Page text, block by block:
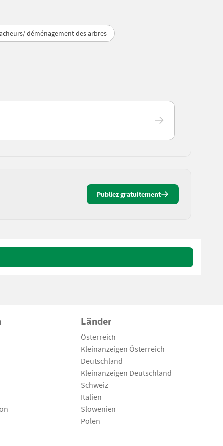
déménagement des arbres
Publiez gratuitement
Länder
Österreich
Kleinanzeigen Österreich
Deutschland
Kleinanzeigen Deutschland
Schweiz
Italien
Slowenien
Polen